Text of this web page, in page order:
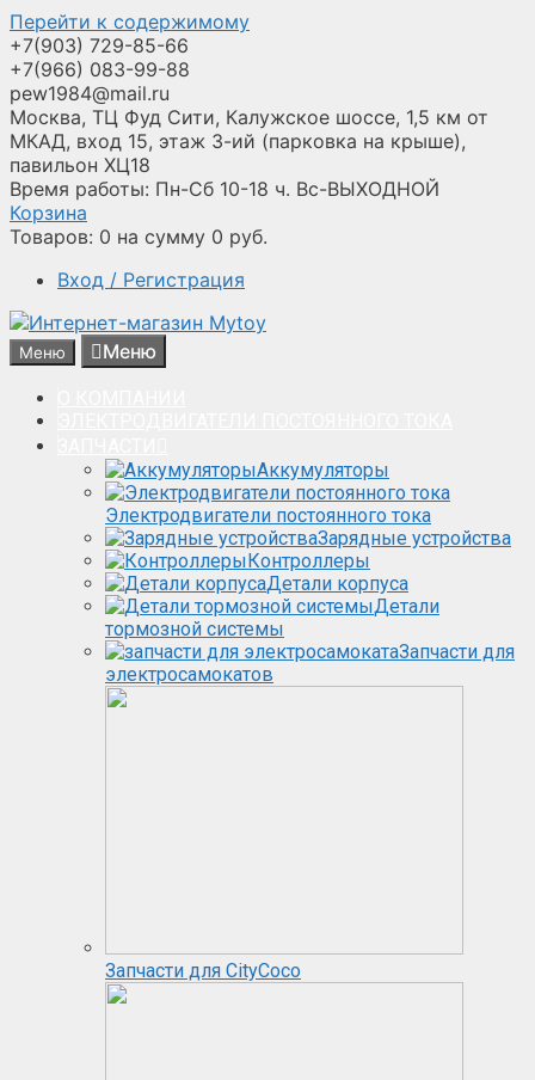
Перейти к содержимому
+7(903) 729-85-66
+7(966) 083-99-88
pew1984@mail.ru
Москва, ТЦ Фуд Сити, Калужское шоссе, 1,5 км от
МКАД, вход 15, этаж 3-ий (парковка на крыше),
павильон ХЦ18
Время работы: Пн-Сб 10-18 ч. Вс-ВЫХОДНОЙ
Корзина
Товаров: 0 на сумму 0 руб.
Вход / Регистрация
Меню Меню
Аккумуляторы
Электродвигатели постоянного тока
Зарядные устройства
Контроллеры
Детали корпуса
Детали
тормозной системы
Запчасти для
электросамокатов
Запчасти для CityCoco